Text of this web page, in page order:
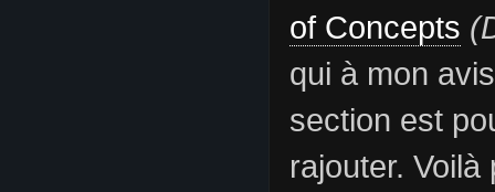
of Concepts
qui à mon
section est
rajouter.